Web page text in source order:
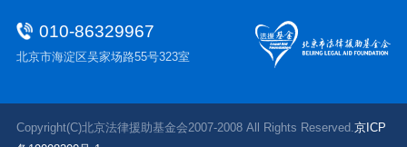
010-86329967
北京市海淀区吴家场路55号323室
Copyright(C)北京法律援助基金会2007-2008 All Rights Reserved.京ICP